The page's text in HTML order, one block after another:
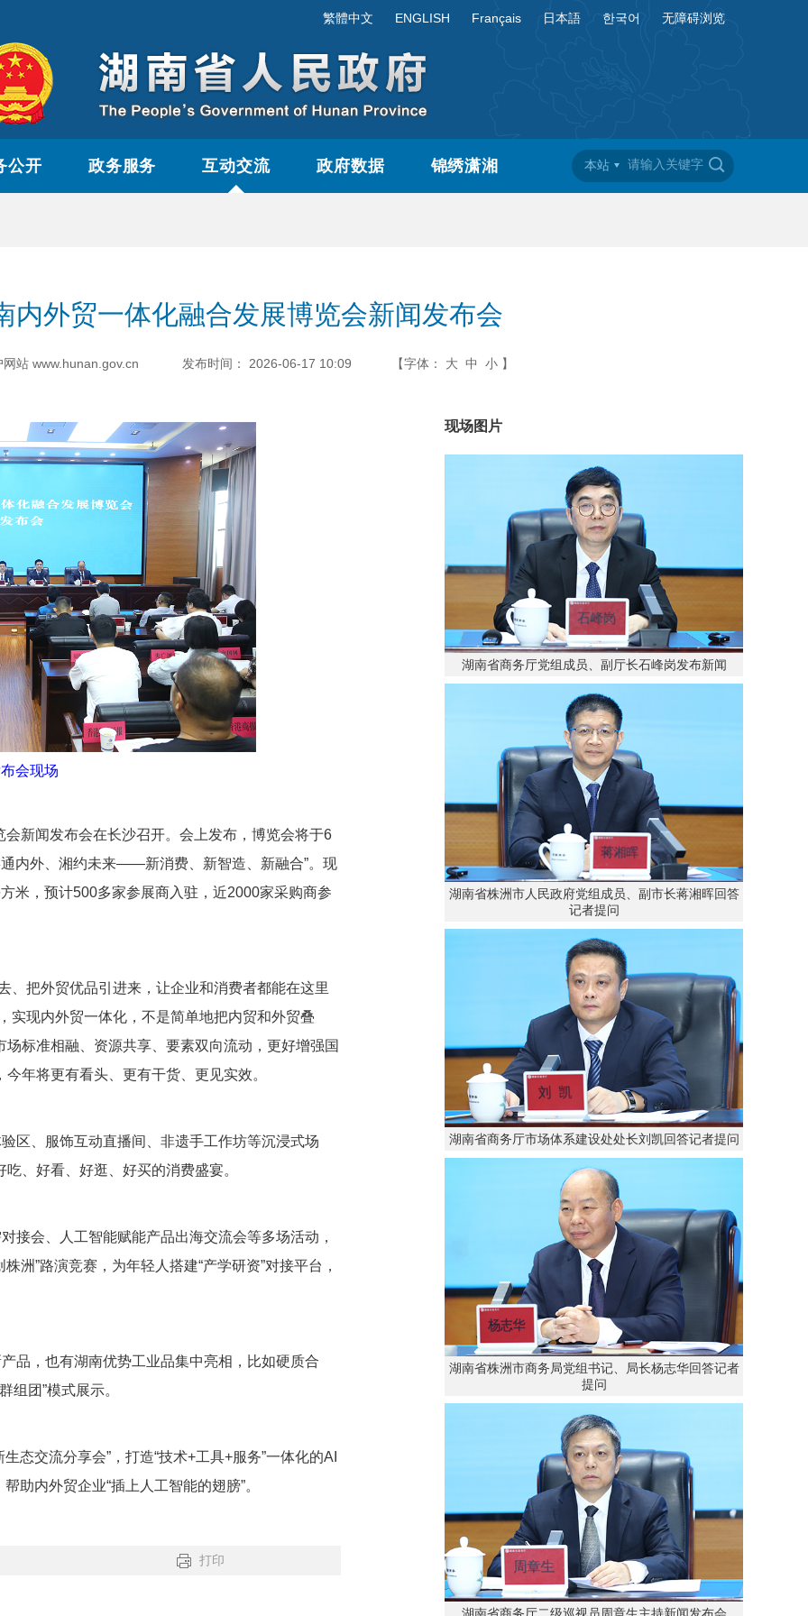
繁體中文 ENGLISH Français 日本語 한국어 无障碍浏览
公开 政务服务 互动交流 政府数据 锦绣潇湘 本站
内外贸一体化融合发展博览会新闻发布会
网站 www.hunan.gov.cn 发布时间： 2026-06-17 10:09 【字体： 大 中 小 】
会现场
新闻发布会在长沙召开。会上发布，博览会将于6
内外、湘约未来——新消费、新智造、新融合”。现
米，预计500多家参展商入驻，近2000家采购商参
、把外贸优品引进来，让企业和消费者都能在这里
实现内外贸一体化，不是简单地把内贸和外贸叠
标准相融、资源共享、要素双向流动，更好增强国
年将更有看头、更有干货、更见实效。
区、服饰互动直播间、非遗手工作坊等沉浸式场
、好看、好逛、好买的消费盛宴。
接会、人工智能赋能产品出海交流会等多场活动，
洲”路演竞赛，为年轻人搭建“产学研资”对接平台，
品，也有湖南优势工业品集中亮相，比如硬质合
组团”模式展示。
态交流分享会”，打造“技术+工具+服务”一体化的AI
助内外贸企业“插上人工智能的翅膀”。
打印
现场图片
湖南省商务厅党组成员、副厅长石峰岗发布新闻
湖南省株洲市人民政府党组成员、副市长蒋湘晖回答
记者提问
湖南省商务厅市场体系建设处处长刘凯回答记者提问
湖南省株洲市商务局党组书记、局长杨志华回答记者
提问